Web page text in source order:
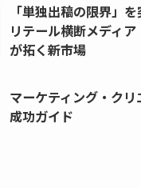
「単独出稿の限界」
リテール横断メディア
が拓く新市場
マーケティング・ク
成功ガイド